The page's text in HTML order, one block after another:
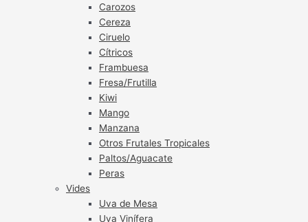
Carozos
Cereza
Ciruelo
Cítricos
Frambuesa
Fresa/Frutilla
Kiwi
Mango
Manzana
Otros Frutales Tropicales
Paltos/Aguacate
Peras
Vides
Uva de Mesa
Uva Vinífera